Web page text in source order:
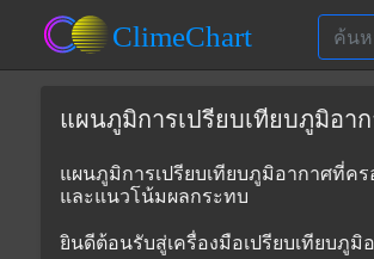
แผนภูมิการเปรียบเทียบภูมิอา
แผนภูมิการเปรียบเทียบภูมิอากาศที่คร
และแนวโน้มผลกระทบ
ยินดีต้อนรับสู่เครื่องมือเปรียบเทียบภู